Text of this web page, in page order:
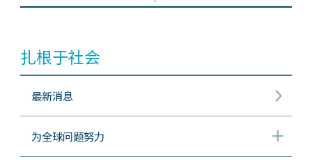
扎根于社会
最新消息
为全球问题努力